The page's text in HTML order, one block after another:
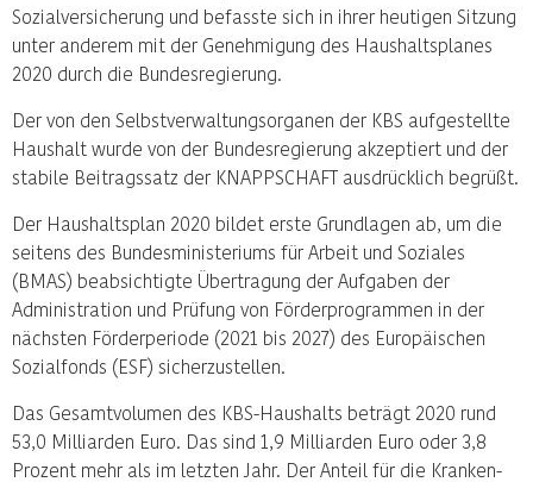
Sozialversicherung und befasste sich in ihrer heutigen Sitzung
unter anderem mit der Genehmigung des Haushaltsplanes
2020 durch die Bundesregierung.
Der von den Selbstverwaltungsorganen der KBS aufgestellte
Haushalt wurde von der Bundesregierung akzeptiert und der
stabile Beitragssatz der KNAPPSCHAFT ausdrücklich begrüßt.
Der Haushaltsplan 2020 bildet erste Grundlagen ab, um die
seitens des Bundesministeriums für Arbeit und Soziales
(BMAS) beabsichtigte Übertragung der Aufgaben der
Administration und Prüfung von Förderprogrammen in der
nächsten Förderperiode (2021 bis 2027) des Europäischen
Sozialfonds (ESF) sicherzustellen.
Das Gesamtvolumen des KBS-Haushalts beträgt 2020 rund
53,0 Milliarden Euro. Das sind 1,9 Milliarden Euro oder 3,8
Prozent mehr als im letzten Jahr. Der Anteil für die Kranken-